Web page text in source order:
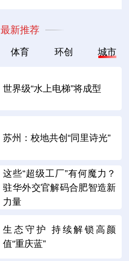
最新推荐
体育 环创 城市
世界级“水上电梯”将成型
苏州：校地共创“同里诗光”
这些“超级工厂”有何魔力？
驻华外交官解码合肥智造新
力量
生态守护 持续解锁高颜
值“重庆蓝”